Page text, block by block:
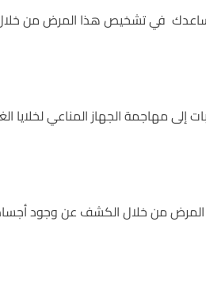
الأنسولين. تُساعدك في تشخيص هذا المرض
إلى مهاجمة الجهاز المناعي لخلايا
من خلال الكشف عن وجود